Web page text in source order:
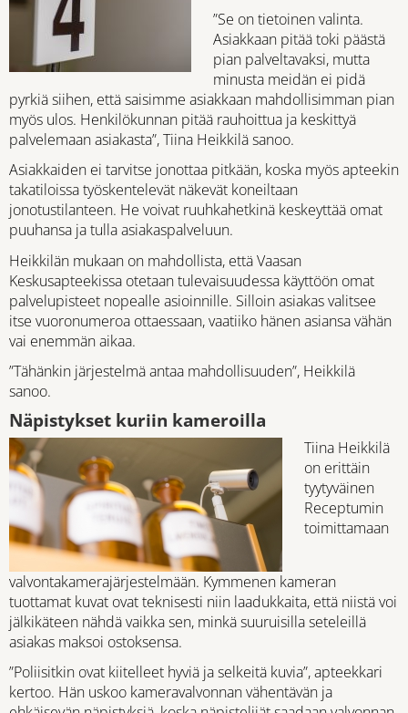
”Se on tietoinen valinta.
Asiakkaan pitää toki päästä
pian palveltavaksi, mutta
minusta meidän ei pidä
pyrkiä siihen, että saisimme asiakkaan mahdollisimman pian
myös ulos. Henkilökunnan pitää rauhoittua ja keskittyä
palvelemaan asiakasta”, Tiina Heikkilä sanoo.
Asiakkaiden ei tarvitse jonottaa pitkään, koska myös apteekin
takatiloissa työskentelevät näkevät koneiltaan
jonotustilanteen. He voivat ruuhkahetkinä keskeyttää omat
puuhansa ja tulla asiakaspalveluun.
Heikkilän mukaan on mahdollista, että Vaasan
Keskusapteekissa otetaan tulevaisuudessa käyttöön omat
palvelupisteet nopealle asioinnille. Silloin asiakas valitsee
itse vuoronumeroa ottaessaan, vaatiiko hänen asiansa vähän
vai enemmän aikaa.
”Tähänkin järjestelmä antaa mahdollisuuden”, Heikkilä
sanoo.
Näpistykset kuriin kameroilla
Tiina Heikkilä
on erittäin
tyytyväinen
Receptumin
toimittamaan
valvontakamerajärjestelmään. Kymmenen kameran
tuottamat kuvat ovat teknisesti niin laadukkaita, että niistä voi
jälkikäteen nähdä vaikka sen, minkä suuruisilla seteleillä
asiakas maksoi ostoksensa.
”Poliisitkin ovat kiitelleet hyviä ja selkeitä kuvia”, apteekkari
kertoo. Hän uskoo kameravalvonnan vähentävän ja